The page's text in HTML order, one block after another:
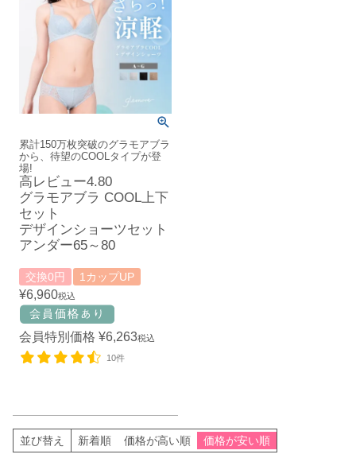
累計150万枚突破のグラモアブラ
から、待望のCOOLタイプが登
場!
高レビュー4.80
グラモアブラ COOL上下
セット
デザインショーツセット
アンダー65～80
交換0円 1カップUP
¥6,960税込
会員特別価格 ¥6,263税込
10件
並び替え 新着順 価格が高い順 価格が安い順